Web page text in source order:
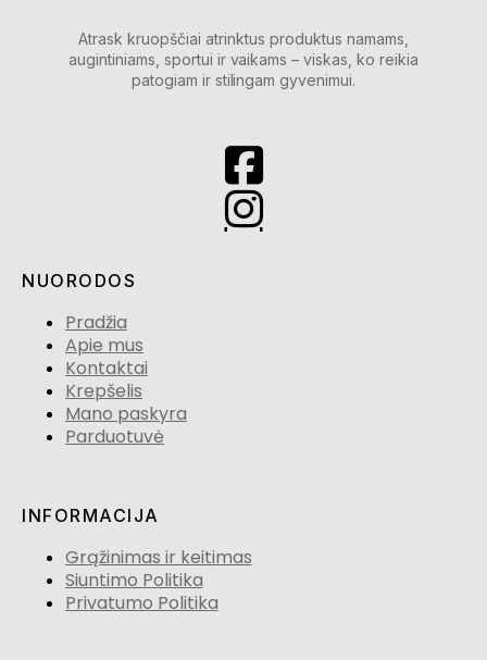
Atrask kruopščiai atrinktus produktus namams,
augintiniams, sportui ir vaikams – viskas, ko reikia
patogiam ir stilingam gyvenimui.
NUORODOS
Pradžia
Apie mus
Kontaktai
Krepšelis
Mano paskyra
Parduotuvė
INFORMACIJA
Grąžinimas ir keitimas
Siuntimo Politika
Privatumo Politika